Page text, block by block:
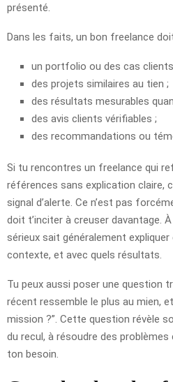
présenté.
Dans les faits, un bon freelance
un portfolio ou des cas
des projets similaires au tien ;
des résultats mesurables
des avis clients vérifiables ;
des recommandations ou
Si tu rencontres un freelance qui
références sans explication claire,
signal d’alerte. Ce n’est pas
doit t’inciter à creuser davantage.
sérieux sait généralement expliquer
contexte, et avec quels résultats.
Tu peux aussi poser une question
récent ressemble le plus au mien,
mission ?”. Cette question révèle
du recul, à résoudre des
ton besoin.